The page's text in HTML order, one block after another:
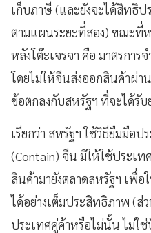
เก็บภาษี (และยังจะได้สิทธิ
ตามแผนระยะที่สอง) ขณะที่
หลังโต๊ะเจรจา คือ มาตรการ
โดยไม่ให้จีนส่งออกสินค้าผ่า
ข้อตกลงกับสหรัฐฯ ที่จะได้รั
เรียกว่า สหรัฐฯ ใช้วิธียืมมือ
(Contain) จีน มิให้ใช้ประเ
สินค้ามายังตลาดสหรัฐฯ เพื่
ได้อย่างเต็มประสิทธิภาพ (
ประเทศคู่ค้าหรือไม่นั้น ไม่ใ